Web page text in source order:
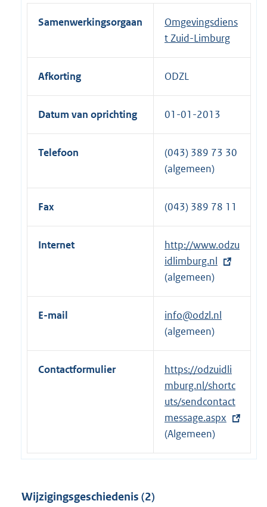
Samenwerkingsorgaan
Omgevingsdiens
t Zuid-Limburg
Afkorting ODZL
Datum van oprichting 01-01-2013
Telefoon
(043) 389 73 30
(algemeen)
Fax (043) 389 78 11
Internet
E
x
t
e
r
n
i
n
k
:
http://www.odzu
idlimburg.nl
(algemeen)
E-mail
info@odzl.nl
(algemeen)
Contactformulier
E
x
t
e
r
n
https://odzuidli
mburg.nl/shortc
uts/sendcontact
message.aspx
(Algemeen)
Wijzigingsgeschiedenis (2)